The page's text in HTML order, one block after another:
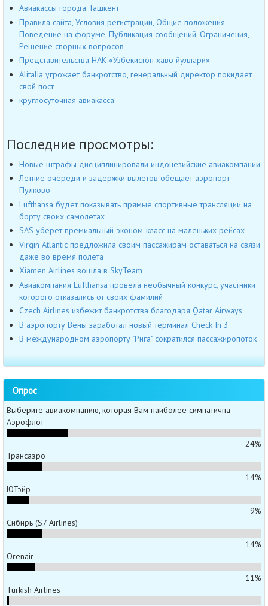
Авиакассы города Ташкент
Правила сайта, Условия регистрации, Общие положения,
Поведение на форуме, Публикация сообщений, Ограничения,
Решение спорных вопросов
Представительства НАК «Узбекистон хаво йуллари»
Alitalia угрожает банкротство, генеральный директор покидает
свой пост
круглосуточная авиакасса
Последние просмотры:
Новые штрафы дисциплинировали индонезийские авиакомпании
Летние очереди и задержки вылетов обещает аэропорт
Пулково
Lufthansa будет показывать прямые спортивные трансляции на
борту своих самолетах
SAS уберет премиальный эконом-класс на маленьких рейсах
Virgin Atlantic предложила своим пассажирам оставаться на связи
даже во время полета
Xiamen Airlines вошла в SkyTeam
Авиакомпания Lufthansa провела необычный конкурс, участники
которого отказались от своих фамилий
Czech Airlines избежит банкротства благодаря Qatar Airways
В аэропорту Вены заработал новый терминал Check In 3
В международном аэропорту "Рига" сократился пассажиропоток
Опрос
Выберите авиакомпанию, которая Вам наиболее симпатична
Аэрофлот
24%
Трансаэро
14%
ЮТэйр
9%
Сибирь (S7 Airlines)
14%
Orenair
11%
Turkish Airlines